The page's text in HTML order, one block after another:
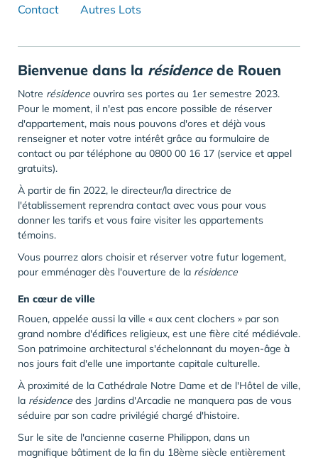
Contact
Autres Lots
Bienvenue dans la résidence de Rouen
Notre résidence ouvrira ses portes au 1er semestre 2023.
Pour le moment, il n'est pas encore possible de réserver
d'appartement, mais nous pouvons d'ores et déjà vous
renseigner et noter votre intérêt grâce au formulaire de
contact ou par téléphone au 0800 00 16 17 (service et appel
gratuits).
À partir de fin 2022, le directeur/la directrice de
l'établissement reprendra contact avec vous pour vous
donner les tarifs et vous faire visiter les appartements
témoins.
Vous pourrez alors choisir et réserver votre futur logement,
pour emménager dès l'ouverture de la résidence
En cœur de ville
Rouen, appelée aussi la ville « aux cent clochers » par son
grand nombre d'édifices religieux, est une fière cité médiévale.
Son patrimoine architectural s'échelonnant du moyen-âge à
nos jours fait d'elle une importante capitale culturelle.
À proximité de la Cathédrale Notre Dame et de l'Hôtel de ville,
la résidence des Jardins d'Arcadie ne manquera pas de vous
séduire par son cadre privilégié chargé d'histoire.
Sur le site de l'ancienne caserne Philippon, dans un
magnifique bâtiment de la fin du 18ème siècle entièrement